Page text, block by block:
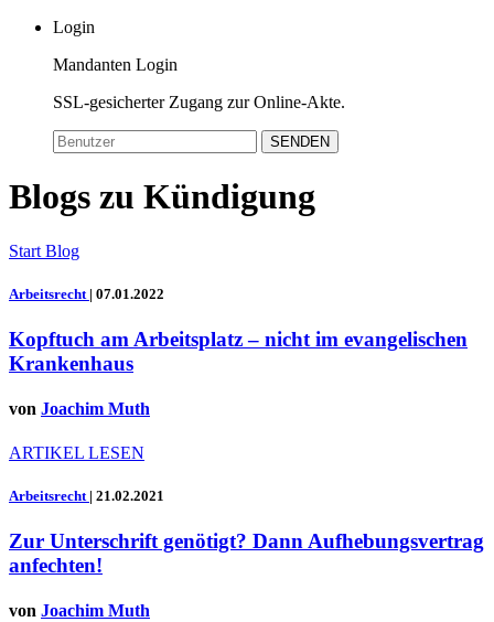
Login
Mandanten Login
SSL-gesicherter Zugang zur Online-Akte.
SENDEN
Blogs zu Kündigung
Start Blog
Arbeitsrecht | 07.01.2022
Kopftuch am Arbeitsplatz – nicht im evangelischen
Krankenhaus
von Joachim Muth
ARTIKEL LESEN
Arbeitsrecht | 21.02.2021
Zur Unterschrift genötigt? Dann Aufhebungsvertrag
anfechten!
von Joachim Muth